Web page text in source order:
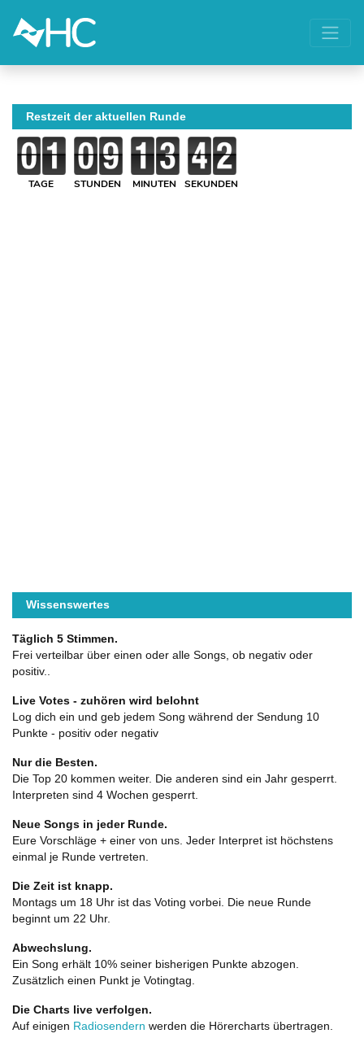
Restzeit der aktuellen Runde
TAGE STUNDEN MINUTEN SEKUNDEN
Wissenswertes
Täglich 5 Stimmen.
Frei verteilbar über einen oder alle Songs, ob negativ oder
positiv..
Live Votes - zuhören wird belohnt
Log dich ein und geb jedem Song während der Sendung 10
Punkte - positiv oder negativ
Nur die Besten.
Die Top 20 kommen weiter. Die anderen sind ein Jahr gesperrt.
Interpreten sind 4 Wochen gesperrt.
Neue Songs in jeder Runde.
Eure Vorschläge + einer von uns. Jeder Interpret ist höchstens
einmal je Runde vertreten.
Die Zeit ist knapp.
Montags um 18 Uhr ist das Voting vorbei. Die neue Runde
beginnt um 22 Uhr.
Abwechslung.
Ein Song erhält 10% seiner bisherigen Punkte abzogen.
Zusätzlich einen Punkt je Votingtag.
Die Charts live verfolgen.
Auf einigen Radiosendern werden die Hörercharts übertragen.